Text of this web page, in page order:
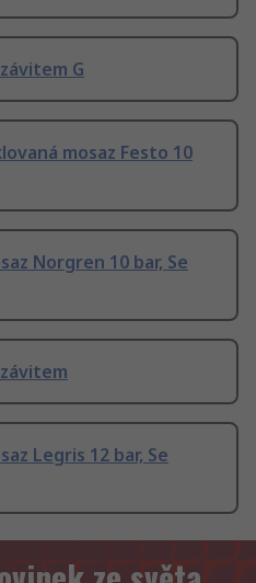
G
mosaz Festo 10
Norgren 10 bar, Se
Legris 12 bar, Se